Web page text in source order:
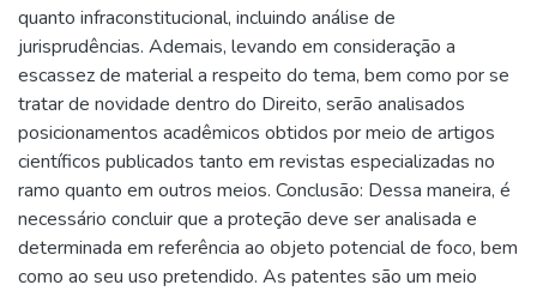
quanto infraconstitucional, incluindo análise de
jurisprudências. Ademais, levando em consideração a
escassez de material a respeito do tema, bem como por se
tratar de novidade dentro do Direito, serão analisados
posicionamentos acadêmicos obtidos por meio de artigos
científicos publicados tanto em revistas especializadas no
ramo quanto em outros meios. Conclusão: Dessa maneira, é
necessário concluir que a proteção deve ser analisada e
determinada em referência ao objeto potencial de foco, bem
como ao seu uso pretendido. As patentes são um meio